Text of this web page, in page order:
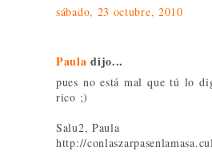
sábado, 23 octubre, 2010
Paula dijo...
pues no está mal que tú lo
rico ;)
Salu2, Paula
http://